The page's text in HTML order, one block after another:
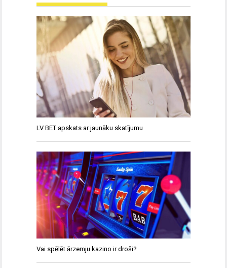
LV BET apskats ar jaunāku skatījumu
Vai spēlēt ārzemju kazino ir droši?